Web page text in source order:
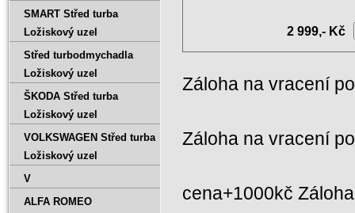
2 999,- Kč
Záloha na vracení
Záloha na vracení
cena+1000kč
SMART Střed turba
Ložiskový uzel
Střed turbodmychadla
Ložiskový uzel
ŠKODA Střed turba
Ložiskový uzel
VOLKSWAGEN Střed turba
Ložiskový uzel
V
ALFA ROMEO